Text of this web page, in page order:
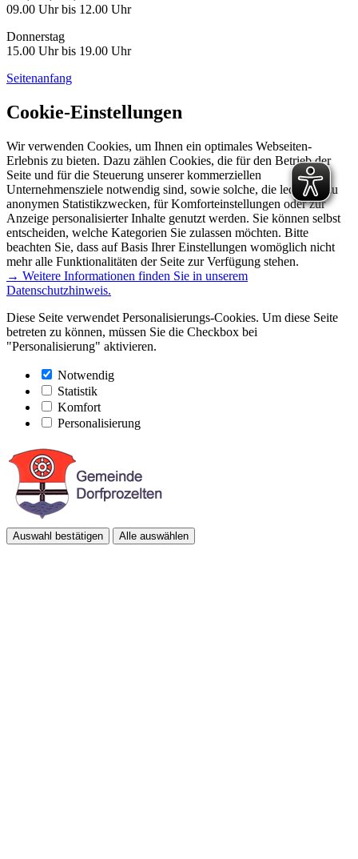
09.00 Uhr bis 12.00 Uhr
Donnerstag
15.00 Uhr bis 19.00 Uhr
Seitenanfang
Cookie-Einstellungen
Wir verwenden Cookies, um Ihnen ein optimales Webseiten-
Erlebnis zu bieten. Dazu zählen Cookies, die für den Betrieb der
Seite und für die Steuerung unserer kommerziellen
Unternehmensziele notwendig sind, sowie solche, die lediglich zu
anonymen Statistikzwecken, für Komforteinstellungen oder zur
Anzeige personalisierter Inhalte genutzt werden. Sie können selbst
entscheiden, welche Kategorien Sie zulassen möchten. Bitte
beachten Sie, dass auf Basis Ihrer Einstellungen womöglich nicht
mehr alle Funktionalitäten der Seite zur Verfügung stehen.
→ Weitere Informationen finden Sie in unserem
Datenschutzhinweis.
Diese Seite verwendet Personalisierungs-Cookies. Um diese Seite
betreten zu können, müssen Sie die Checkbox bei
"Personalisierung" aktivieren.
Notwendig
Statistik
Komfort
Personalisierung
Auswahl bestätigen Alle auswählen